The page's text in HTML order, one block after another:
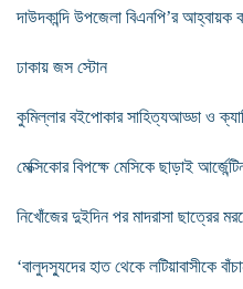
দাউদকান্দি উপজেলা বিএনপি’র আহ্বায়ক
ঢাকায় জস স্টোন
কুমিল্লার বইপোকার সাহিত্যআড্ডা ও
মেক্সিকোর বিপক্ষে মেসিকে ছাড়াই
নিখোঁজের দুইদিন পর মাদরাসা ছাত্রের
‘বালুদস্যুদের হাত থেকে লটিয়াবাসীকে